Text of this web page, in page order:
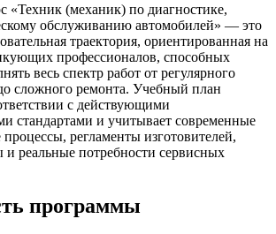
«Техник (механик) по диагностике,
обслуживанию автомобилей» — это
траектория, ориентированная на
профессионалов, способных
весь спектр работ от регулярного
сложного ремонта. Учебный план
с действующими
стандартами и учитывает современные
регламенты изготовителей,
и реальные потребности сервисных
программы